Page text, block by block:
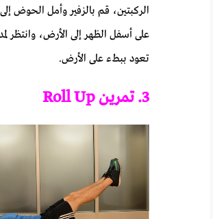
الركبتين، قم بالزفير وأمل
على أسفل الظهر إلى الأرض، وانتظر
تعود ببطء على الأرض.
3. تمرين Roll Up